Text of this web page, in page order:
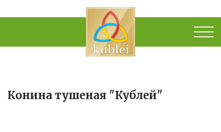
Конина тушеная "Кублей"